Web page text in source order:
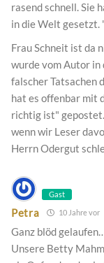
rasend schnell. Sie
in die Welt gesetzt.
Frau Schneit ist da
wurde vom Autor
falscher Tatsachen
hat es offenbar mit
richtig ist"
wenn wir Leser
Herrn Odergut
Gast
Petra 10 Jahre vor
Ganz blöd
Unsere Betty